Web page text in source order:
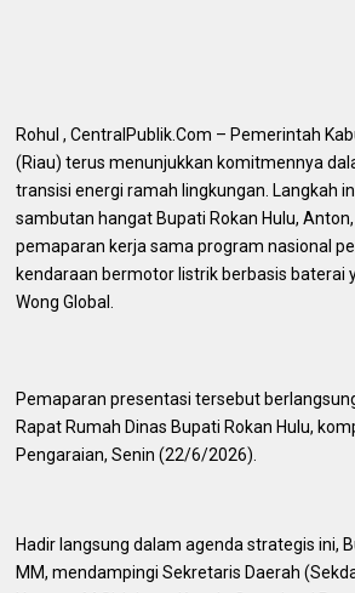
​Rohul , CentralPublik.Com – Pemerintah
(Riau) terus menunjukkan komitmennya
transisi energi ramah lingkungan. Langkah
sambutan hangat Bupati Rokan Hulu,
pemaparan kerja sama program nasional
kendaraan bermotor listrik berbasis baterai
Wong Global.
​Pemaparan presentasi tersebut
Rapat Rumah Dinas Bupati Rokan Hulu,
Pengaraian, Senin (22/6/2026).
​Hadir langsung dalam agenda strategis ini,
MM, mendampingi Sekretaris Daerah